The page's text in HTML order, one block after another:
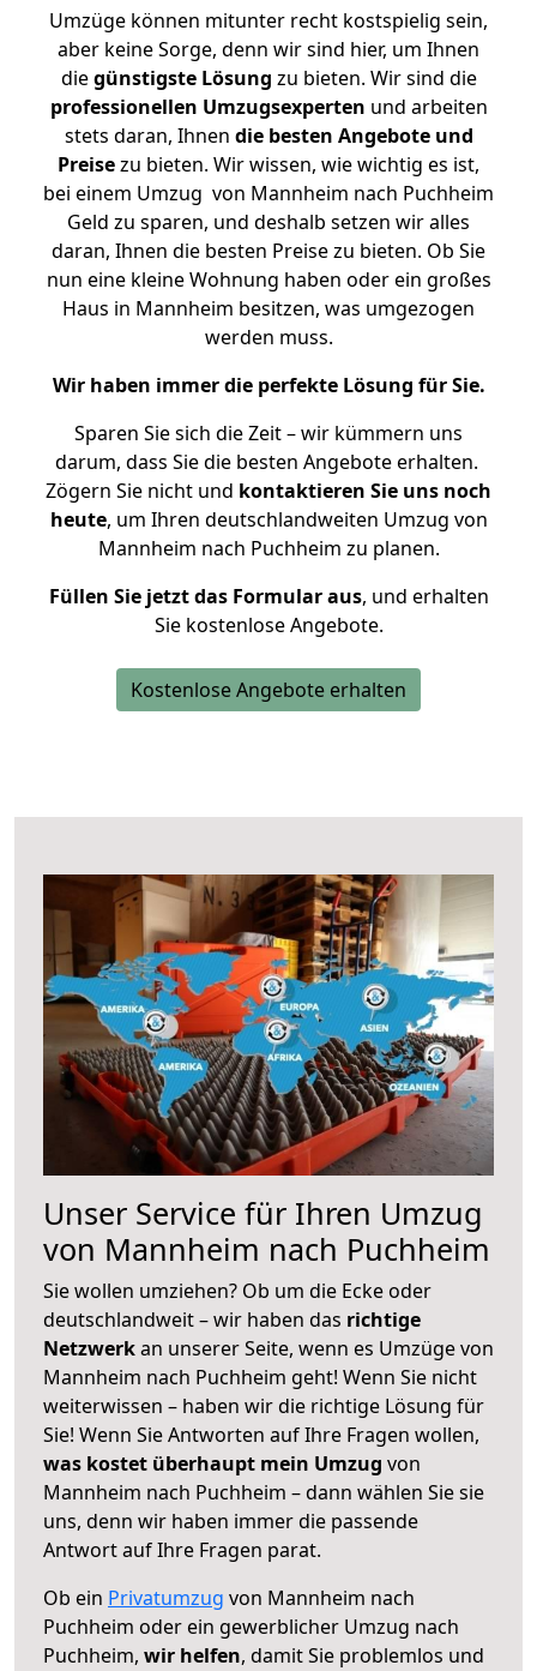
Umzüge können mitunter recht kostspielig sein,
aber keine Sorge, denn wir sind hier, um Ihnen
diegünstigste Lösung zu bieten. Wir sind die
professionellen Umzugsexperten und arbeiten
stets daran, Ihnen die besten Angebote und
Preisezu bieten. Wir wissen, wie wichtig es ist,
bei einem Umzug von Mannheim nach Puchheim
Geld zu sparen, und deshalb setzen wir alles
daran, Ihnen die besten Preise zu bieten. Ob Sie
nun eine kleine Wohnung haben oder ein großes
Haus in Mannheim besitzen, was umgezogen
werden muss.
Wir haben immer die perfekte Lösung für Sie.
Sparen Sie sich die Zeit – wir kümmern uns
darum, dass Sie die besten Angebote erhalten.
Zögern Sie nicht und kontaktieren Sie uns noch
heute, um Ihren deutschlandweiten Umzug von
Mannheim nach Puchheim zu planen.
Füllen Sie jetzt das Formular aus, und erhalten
Sie kostenlose Angebote.
Kostenlose Angebote erhalten
Unser Service für Ihren Umzug
von Mannheim nach Puchheim
Sie wollen umziehen? Ob um die Ecke oder
deutschlandweit – wir haben das richtige
Netzwerkan unserer Seite, wenn es Umzüge von
Mannheim nach Puchheim geht! Wenn Sie nicht
weiterwissen – haben wir die richtige Lösung für
Sie! Wenn Sie Antworten auf Ihre Fragen wollen,
was kostet überhaupt mein Umzug von
Mannheim nach Puchheim – dann wählen Sie sie
uns, denn wir haben immer die passende
Antwort auf Ihre Fragen parat.
Ob ein Privatumzug von Mannheim nach
Puchheim oder ein gewerblicher Umzug nach
Puchheim, wir helfen, damit Sie problemlos und